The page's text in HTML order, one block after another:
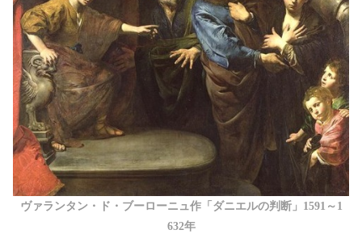
ヴァランタン・ド・ブーローニュ作「ダニエルの判断」1591～1
632年